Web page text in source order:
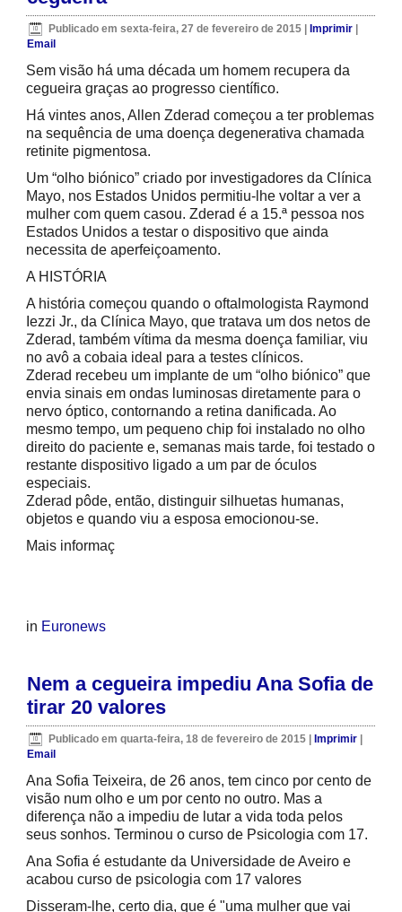
Publicado em sexta-feira, 27 de fevereiro de 2015 |Imprimir |
Email
Sem visão há uma década um homem recupera da
cegueira graças ao progresso científico.
Há vintes anos, Allen Zderad começou a ter problemas
na sequência de uma doença degenerativa chamada
retinite pigmentosa.
Um “olho biónico” criado por investigadores da Clínica
Mayo, nos Estados Unidos permitiu-lhe voltar a ver a
mulher com quem casou. Zderad é a 15.ª pessoa nos
Estados Unidos a testar o dispositivo que ainda
necessita de aperfeiçoamento.
A HISTÓRIA
A história começou quando o oftalmologista Raymond
Iezzi Jr., da Clínica Mayo, que tratava um dos netos de
Zderad, também vítima da mesma doença familiar, viu
no avô a cobaia ideal para a testes clínicos.
Zderad recebeu um implante de um “olho biónico” que
envia sinais em ondas luminosas diretamente para o
nervo óptico, contornando a retina danificada. Ao
mesmo tempo, um pequeno chip foi instalado no olho
direito do paciente e, semanas mais tarde, foi testado o
restante dispositivo ligado a um par de óculos
especiais.
Zderad pôde, então, distinguir silhuetas humanas,
objetos e quando viu a esposa emocionou-se.
Mais informaç
in Euronews
Nem a cegueira impediu Ana Sofia de
tirar 20 valores
Publicado em quarta-feira, 18 de fevereiro de 2015 |Imprimir |
Email
Ana Sofia Teixeira, de 26 anos, tem cinco por cento de
visão num olho e um por cento no outro. Mas a
diferença não a impediu de lutar a vida toda pelos
seus sonhos. Terminou o curso de Psicologia com 17.
Ana Sofia é estudante da Universidade de Aveiro e
acabou curso de psicologia com 17 valores
Disseram-lhe, certo dia, que é "uma mulher que vai